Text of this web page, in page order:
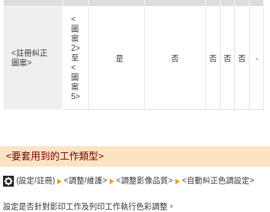
<註冊糾正
圖案>
<
圖
案
2>
至
<
圖
案
5>
是 否 否 否 否 -
<要套用到的工作類型>
(設定/註冊) <調整/維護> <調整影像品質> <自動糾正色調設定>
設定是否針對影印工作及列印工作執行色彩調整。